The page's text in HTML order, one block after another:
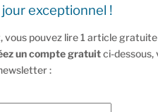
exceptionnel !
vous pouvez lire 1 article
un compte gratuitci-dessous,
: